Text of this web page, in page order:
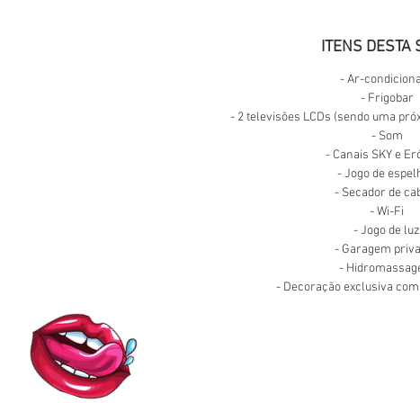
ITENS DESTA
- Ar-
- Frigobar
- 2 televisões LCDs (sendo uma
- Som
- Canais SKY e
- Jogo de
- Secador de
- Wi-Fi
- Jogo de luz
- Garagem
-
- Decoração exclusiva